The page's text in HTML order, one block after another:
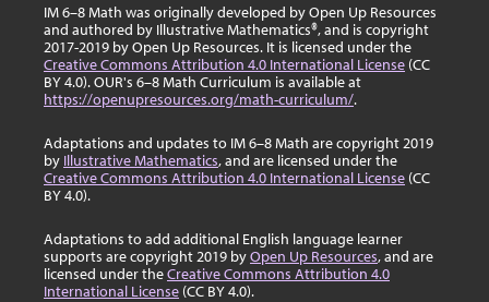
IM 6–8 Math was originally developed by Open Up Resources
and authored by Illustrative Mathematics®, and is copyright
2017-2019 by Open Up Resources. It is licensed under the
Creative Commons Attribution 4.0 International License (CC
BY 4.0). OUR's 6–8 Math Curriculum is available at
https://openupresources.org/math-curriculum/.
Adaptations and updates to IM 6–8 Math are copyright 2019
by Illustrative Mathematics, and are licensed under the
Creative Commons Attribution 4.0 International License (CC
BY 4.0).
Adaptations to add additional English language learner
supports are copyright 2019 byOpen Up Resources, and are
licensed under theCreative Commons Attribution 4.0
International License (CC BY 4.0).